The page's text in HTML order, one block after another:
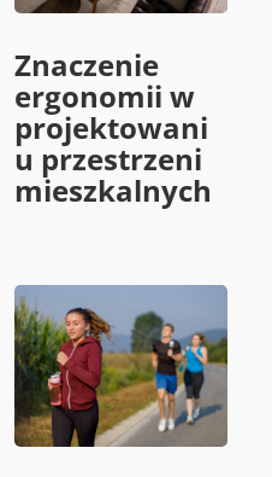
Znaczenie
ergonomii w
projektowani
u przestrzeni
mieszkalnych